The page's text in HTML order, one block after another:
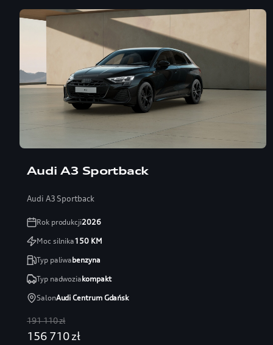
Audi A3 Sportback
Audi A3 Sportback
Rok produkcji2026
Moc silnika150KM
Typ paliwabenzyna
Typ nadwoziakompakt
SalonAudi Centrum Gdańsk
191 110 zł
156 710 zł